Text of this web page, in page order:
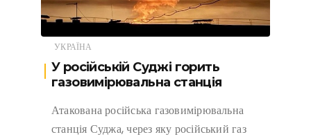
УКРАЇНА
У російській Суджі горить
газовимірювальна станція
Атакована російська газовимірювальна
станція Суджа, через яку російський газ